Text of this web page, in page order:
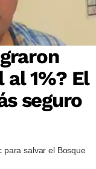
1%? El
seguro
para salvar el Bosque